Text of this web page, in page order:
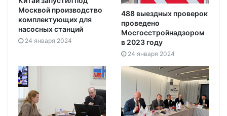
Москвой производство
комплектующих для
насосных станций
24 января 2024
488 выездных проверок
проведено
Мосгосстройнадзором
в 2023 году
24 января 2024